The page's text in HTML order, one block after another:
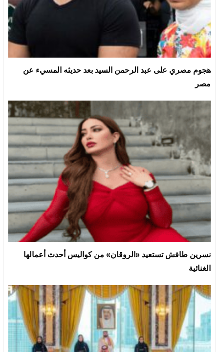
هجوم مصري على عبد الرحمن السيد بعد حديثه المسيء عن
مصر
نسرين طافش تستعيد «الروقان» من كواليس أحدث أعمالها
الغنائية